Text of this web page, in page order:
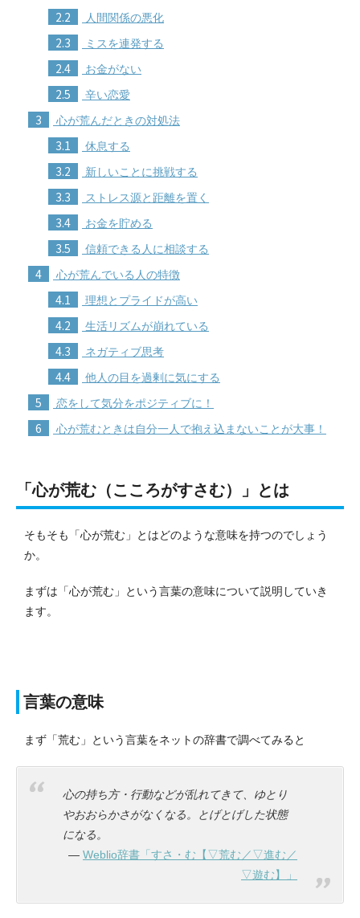
2.2 人間関係の悪化
2.3 ミスを連発する
2.4 お金がない
2.5 辛い恋愛
3 心が荒んだときの対処法
3.1 休息する
3.2 新しいことに挑戦する
3.3 ストレス源と距離を置く
3.4 お金を貯める
3.5 信頼できる人に相談する
4 心が荒んでいる人の特徴
4.1 理想とプライドが高い
4.2 生活リズムが崩れている
4.3 ネガティブ思考
4.4 他人の目を過剰に気にする
5 恋をして気分をポジティブに！
6 心が荒むときは自分一人で抱え込まないことが大事！
「心が荒む（こころがすさむ）」とは
そもそも「心が荒む」とはどのような意味を持つのでしょう
か。
まずは「心が荒む」という言葉の意味について説明していき
ます。
言葉の意味
まず「荒む」という言葉をネットの辞書で調べてみると
心の持ち方・行動などが乱れてきて、ゆとり
やおおらかさがなくなる。とげとげした状態
になる。
Weblio辞書「すさ・む【▽荒む／▽進む／
▽遊む】」